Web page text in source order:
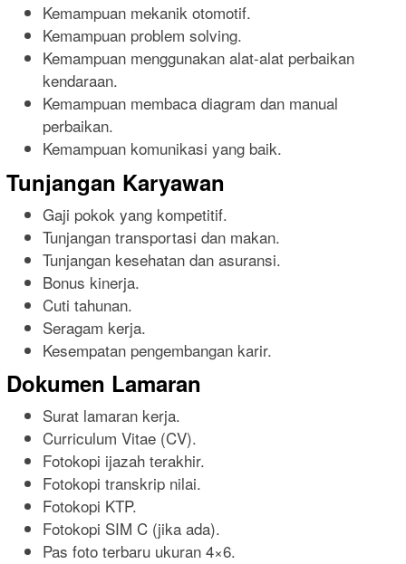
Kemampuan mekanik otomotif.
Kemampuan problem solving.
Kemampuan menggunakan alat-alat perbaikan
kendaraan.
Kemampuan membaca diagram dan manual
perbaikan.
Kemampuan komunikasi yang baik.
Tunjangan Karyawan
Gaji pokok yang kompetitif.
Tunjangan transportasi dan makan.
Tunjangan kesehatan dan asuransi.
Bonus kinerja.
Cuti tahunan.
Seragam kerja.
Kesempatan pengembangan karir.
Dokumen Lamaran
Surat lamaran kerja.
Curriculum Vitae (CV).
Fotokopi ijazah terakhir.
Fotokopi transkrip nilai.
Fotokopi KTP.
Fotokopi SIM C (jika ada).
Pas foto terbaru ukuran 4×6.